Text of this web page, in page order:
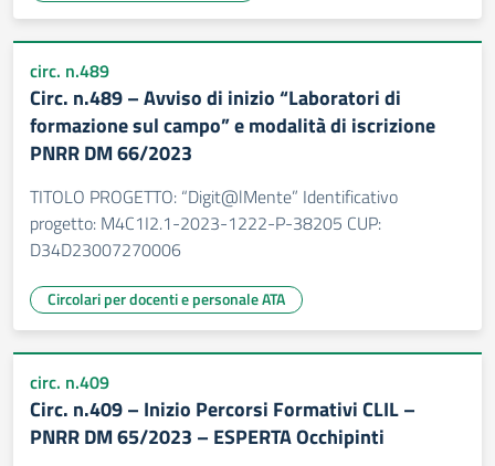
circ. n.489
Circ. n.489 – Avviso di inizio “Laboratori di
formazione sul campo” e modalità di iscrizione
PNRR DM 66/2023
TITOLO PROGETTO: “Digit@lMente” Identificativo
progetto: M4C1I2.1-2023-1222-P-38205 CUP:
D34D23007270006
Circolari per docenti e personale ATA
circ. n.409
Circ. n.409 – Inizio Percorsi Formativi CLIL –
PNRR DM 65/2023 – ESPERTA Occhipinti